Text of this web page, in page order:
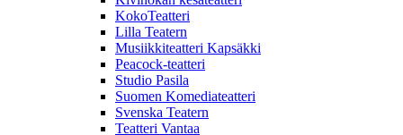
KokoTeatteri
Lilla Teatern
Musiikkiteatteri Kapsäkki
Peacock-teatteri
Studio Pasila
Suomen Komediateatteri
Svenska Teatern
Teatteri Vantaa